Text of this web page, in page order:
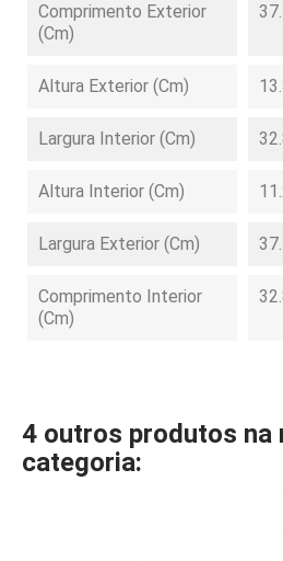
Comprimento Exterior
(cm)
Altura Exterior (cm)
Largura Interior (cm)
Altura Interior (cm)
Largura Exterior (cm)
Comprimento Interior
(cm)
4 outros produtos na
categoria: